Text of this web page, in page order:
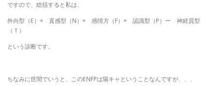
ですので、総括すると私は、
外向型（E）× 直感型（N）× 感情方（F）× 認識型（P）ー 神経質型
（Ｔ）
という診断です。
ちなみに世間でいうと、このENFPは陽キャということなんですが、、、